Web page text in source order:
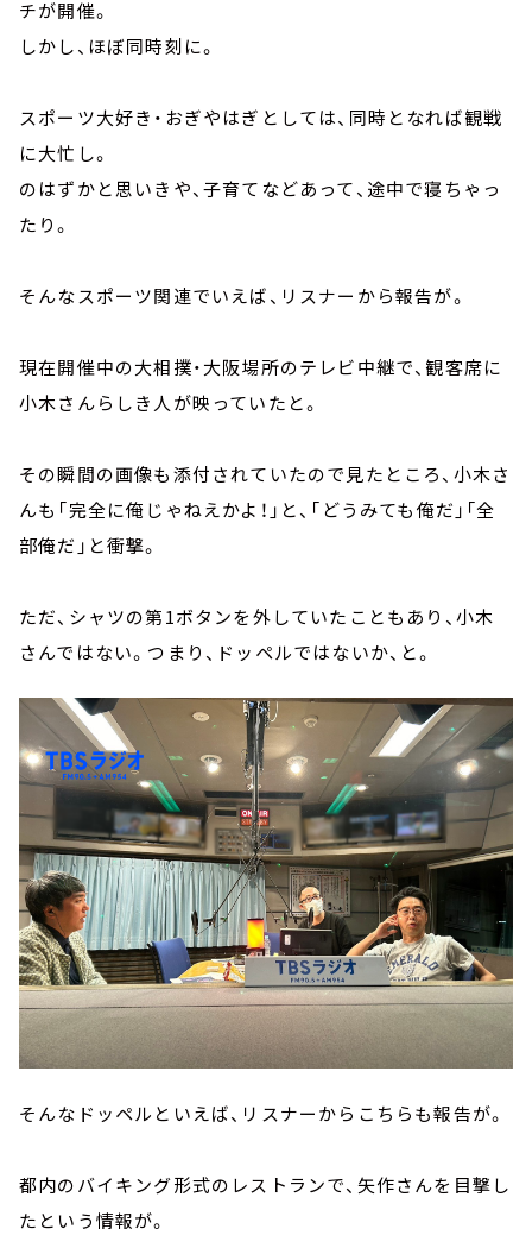
チが開催。
しかし、ほぼ同時刻に。
スポーツ大好き・おぎやはぎとしては、同時となれば観戦
に大忙し。
のはずかと思いきや、子育てなどあって、途中で寝ちゃっ
たり。
そんなスポーツ関連でいえば、リスナーから報告が。
現在開催中の大相撲・大阪場所のテレビ中継で、観客席に
小木さんらしき人が映っていたと。
その瞬間の画像も添付されていたので見たところ、小木さ
んも「完全に俺じゃねえかよ！」と、「どうみても俺だ」「全
部俺だ」と衝撃。
ただ、シャツの第1ボタンを外していたこともあり、小木
さんではない。つまり、ドッペルではないか、と。
そんなドッペルといえば、リスナーからこちらも報告が。
都内のバイキング形式のレストランで、矢作さんを目撃し
たという情報が。